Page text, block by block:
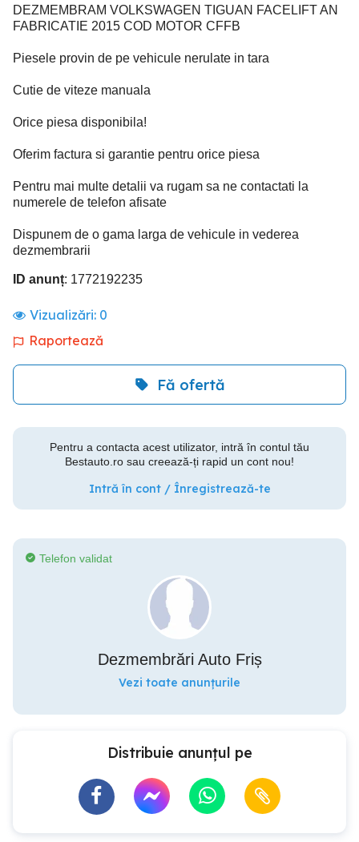
DEZMEMBRAM VOLKSWAGEN TIGUAN FACELIFT AN
FABRICATIE 2015 COD MOTOR CFFB
Piesele provin de pe vehicule nerulate in tara
Cutie de viteze manuala
Orice piesa disponibila!
Oferim factura si garantie pentru orice piesa
Pentru mai multe detalii va rugam sa ne contactati la
numerele de telefon afisate
Dispunem de o gama larga de vehicule in vederea
dezmembrarii
ID anunț: 1772192235
Vizualizări: 0
Raportează
Fă ofertă
Pentru a contacta acest utilizator, intră în contul tău
Bestauto.ro sau creează-ți rapid un cont nou!
Intră în cont / Înregistrează-te
Telefon validat
Dezmembrări Auto Friș
Vezi toate anunțurile
Distribuie anunțul pe